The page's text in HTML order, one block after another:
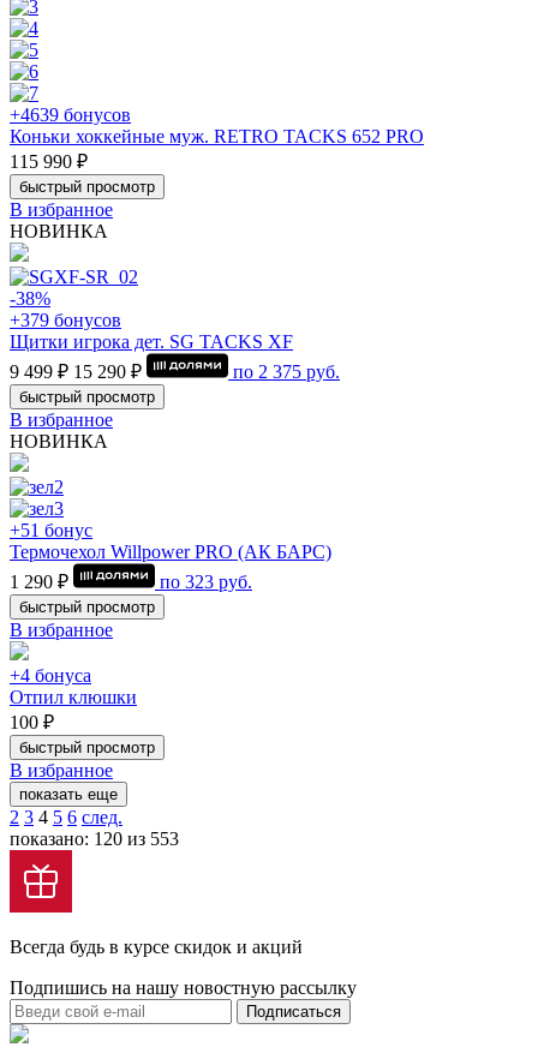
+4639 бонусов
Коньки хоккейные муж. RETRO TACKS 652 PRO
115 990 ₽
быстрый просмотр
В избранное
НОВИНКА
-38%
+379 бонусов
Щитки игрока дет. SG TACKS XF
9 499 ₽ 15 290 ₽ по 2 375 руб.
быстрый просмотр
В избранное
НОВИНКА
+51 бонус
Термочехол Willpower PRO (АК БАРС)
1 290 ₽
по 323 руб.
быстрый просмотр
В избранное
+4 бонуса
Отпил клюшки
100 ₽
быстрый просмотр
В избранное
показать еще
2 3 4 5 6 след.
показано: 120 из 553
Всегда будь в курсе скидок и акций
Подпишись на нашу новостную рассылку
Подписаться